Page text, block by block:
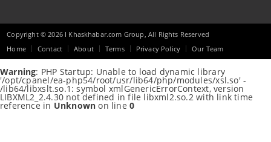
Copyright © 2026 I Khaskhabar.com Group, All Rights Reserved
Home
Contact About Terms Privacy Policy Our Team
Warning: PHP Startup: Unable to load dynamic library
'/opt/cpanel/ea-php54/root/usr/lib64/php/modules/xsl.so' -
/lib64/libxslt.so.1: symbol xmlGenericErrorContext, version
LIBXML2_2.4.30 not defined in file libxml2.so.2 with link time
reference in Unknown on line0